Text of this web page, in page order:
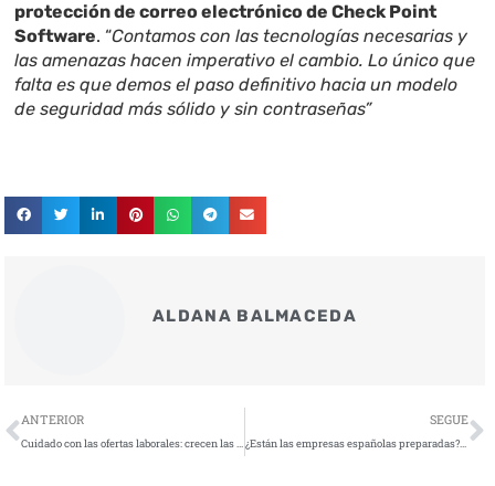
protección de correo electrónico de Check Point
Software. “Contamos con las tecnologías necesarias y
las amenazas hacen imperativo el cambio. Lo único que
falta es que demos el paso definitivo hacia un modelo
de seguridad más sólido y sin contraseñas”
ALDANA BALMACEDA
Ant
ANTERIOR
Cuidado con las ofertas laborales: crecen las estafas digitales con técnicas de seducción emocional
SEGUE
¿Están las empresas españolas preparadas? Claves para enfrentar el aumento de ciberataques